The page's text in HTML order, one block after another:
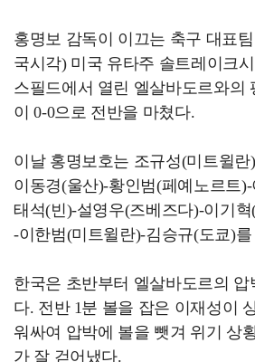
홍명보 감독이 이끄는 축구 대표
국시각) 미국 유타주 솔트레이크
스필드에서 열린 엘살바도르와의
이 0-0으로 전반을 마쳤다.
이날 홍명보호는 조규성(미트윌
이동경(울산)-황인범(페예노르트
태석(빈)-설영우(즈베즈다)-이기
-이한범(미트윌란)-김승규(도쿄)
한국은 초반부터 엘살바도르의
다. 전반 1분 볼을 잡은 이재성이
워싸여 압박에 볼을 뺏겨 위기 상
가 잘 걷어냈다.